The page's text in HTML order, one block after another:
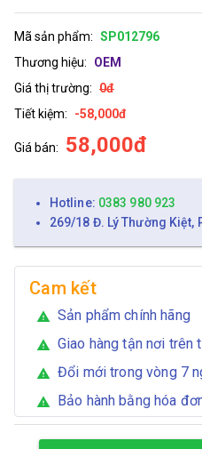
Mã sản phẩm: SP012796
Thương hiệu:
OEM
Giá thị trường: 0đ
Tiết kiệm:
-58,000đ
Giá bán: 58,000đ
Hotline: 0383 980 923
269/18 Đ. Lý Thường Kiệt,
Cam kết
warning Sản phẩm chính hãng
warning Giao hàng tận nơi trên
warning Đổi mới trong vòng 7
warning Bảo hành bằng hóa